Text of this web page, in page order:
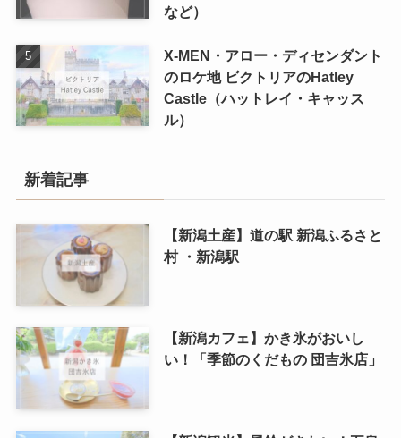
など）
X-MEN・アロー・ディセンダント
のロケ地 ビクトリアのHatley
Castle（ハットレイ・キャッス
ル）
新着記事
【新潟土産】道の駅 新潟ふるさと
村 ・新潟駅
【新潟カフェ】かき氷がおいし
い！「季節のくだもの 団吉氷店」